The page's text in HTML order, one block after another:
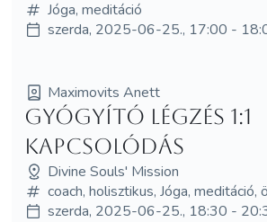
Jóga, meditáció
szerda, 2025-06-25., 17:00 -
Maximovits Anett
Gyógyító Légzés 1:1
Kapcsolódás
Divine Souls' Mission
coach, holisztikus, Jóga, meditáció,
szerda, 2025-06-25., 18:30 -